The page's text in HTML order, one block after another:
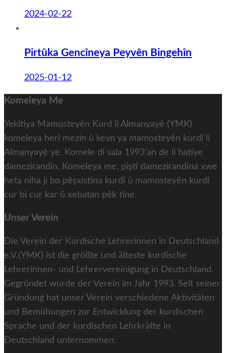
2024-02-22
Pirtûka Gencîneya Peyvên Bingehîn
2025-01-12
Komeleya Me
Yekîtiya Mamosteyên Kurd li Almanyayê (YMK)
komeleya herî mezin û kevn ya mamosteyên kurdî li
Almanyayê ye. Komele di sala 1993’an de li hatiye
damezirandin. Komeleya me, piştî damezirandina xwe
heta niha ji bo pêşxistina kurdî û mamosteyên kurdî
cur bi cur kar û xebatan pêk tîne.
Unser Verein
Die Verein der Kurdische Lehrerinnen in Deutschland
e.V.(YMK) ist die größte und älteste kurdische
Lehrerinnen- und Lehrervereinigung in Deutschland.
Gegründet wurde der Verein im Jahr 1993. Seit seiner
Gründung hat unser Verein verschiedene Aktivitäten
und Bemühungen zur Entwicklung der kurdischen
Sprache und der kurdischen Lehrkräfte in
Deutschland unternommen.